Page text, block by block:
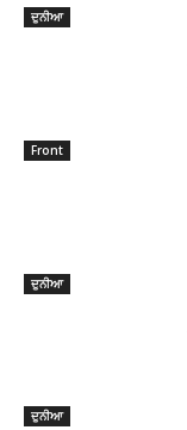
ਦੁਨੀਆ
Front
ਦੁਨੀਆ
ਦੁਨੀਆ